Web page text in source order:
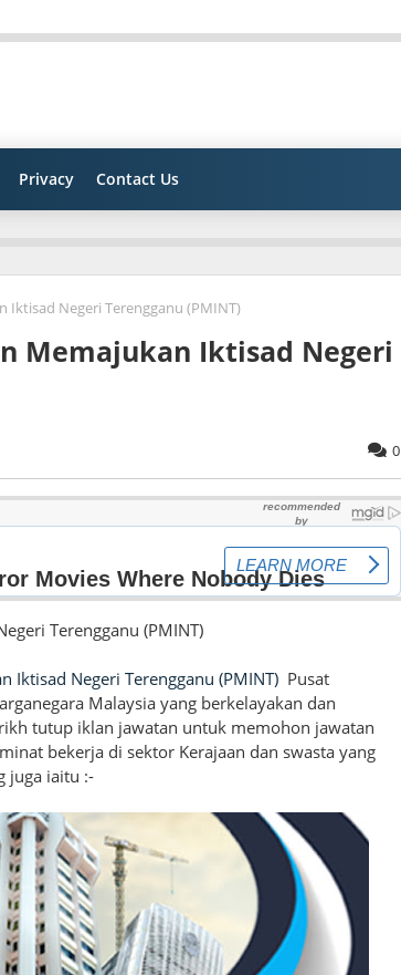
Privacy Contact Us
Iktisad Negeri Terengganu (PMINT)
Memajukan Iktisad Negeri
0
Terengganu (PMINT)
Iktisad Negeri Terengganu (PMINT) Pusat
Malaysia yang berkelayakan dan
tutup iklan jawatan untuk memohon jawatan
bekerja di sektor Kerajaan dan swasta yang
juga iaitu :-